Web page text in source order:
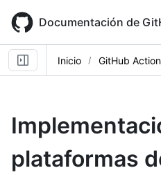
main
content
Documentación de
Inicio GitHub
plataformas